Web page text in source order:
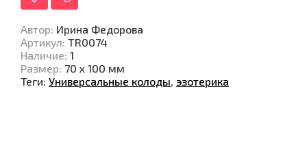
Автор: Ирина Федорова
Артикул: TR0074
Наличие: 1
Размер: 70 х 100 мм
Теги: Универсальные колоды, эзотерика